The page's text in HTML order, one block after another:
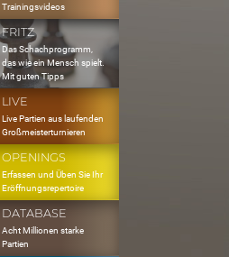
Trainingsvideos
FRITZ
Das Schachprogramm,
das wie ein Mensch spielt.
Mit guten Tipps
LIVE
Live Partien aus laufenden
Großmeisterturnieren
OPENINGS
Erfassen und Üben Sie Ihr
Eröffnungsrepertoire
DATABASE
Acht Millionen starke
Partien